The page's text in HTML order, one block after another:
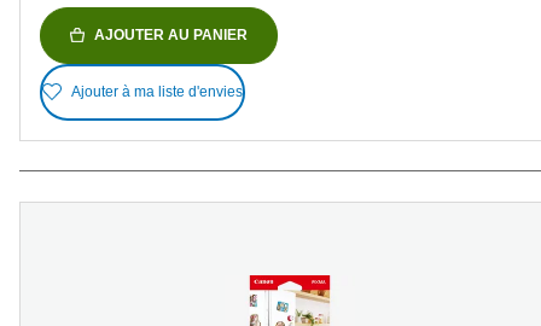
AJOUTER AU PANIER
Ajouter à ma liste d'envies